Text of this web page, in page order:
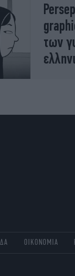
των
ΟΙΚΟΝΟΜΙΑ